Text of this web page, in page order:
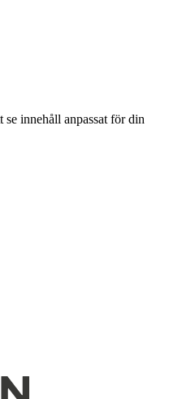
innehåll anpassat för din